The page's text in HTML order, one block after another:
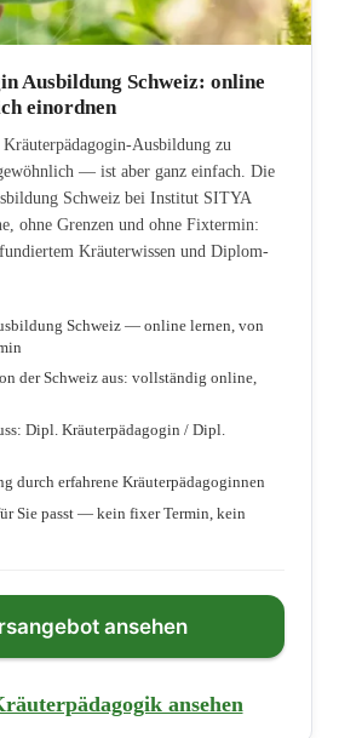
Ausbildung Schweiz: online
einordnen
Ausbildung zu
— ist aber ganz einfach. Die
Schweiz bei Institut SITYA
ohne Grenzen und ohne Fixtermin:
fundiertem Kräuterwissen und Diplom-
Schweiz — online lernen, von
der Schweiz aus: vollständig online,
Dipl. Kräuterpädagogin / Dipl.
durch erfahrene Kräuterpädagoginnen
Sie passt — kein fixer Termin, kein
ansehen
ansehen